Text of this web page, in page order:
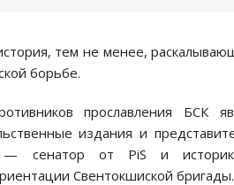
тем не менее,
борьбе.
прославления БСК
издания и
— сенатор от PiS и
Свентокшиской бригады.